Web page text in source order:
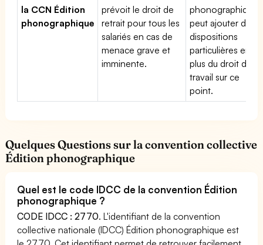
la CCN Édition
phonographique
prévoit le droit de
retrait pour tous les
salariés en cas de
menace grave et
imminente.
phonographique
peut ajouter des
dispositions
particulières en
plus du droit du
travail sur ce
point.
Quelques Questions sur la convention collective
Édition phonographique
Quel est le code IDCC de la convention Édition
phonographique ?
CODE IDCC : 2770. L'identifiant de la convention
collective nationale (IDCC) Édition phonographique est